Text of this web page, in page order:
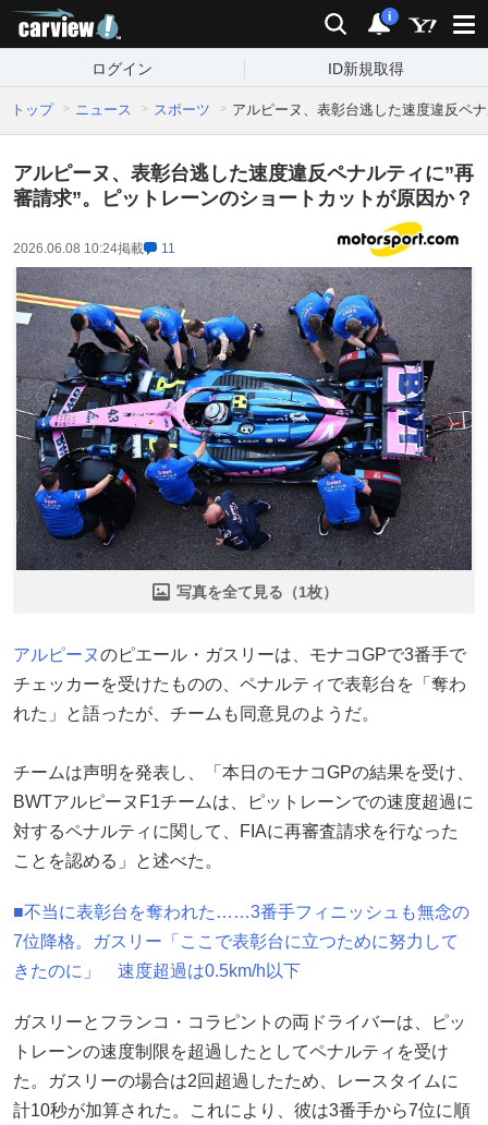
検索 通知
i
ログイン ID新規取得
トップ ニュース スポーツ アルピーヌ、表彰台逃した速度違反ペ
アルピーヌ、表彰台逃した速度違反ペナルティに”再
審請求”。ピットレーンのショートカットが原因か？
2026.06.08 10:24掲載 11
写真を全て見る（1枚）
アルピーヌのピエール・ガスリーは、モナコGPで3番手で
チェッカーを受けたものの、ペナルティで表彰台を「奪わ
れた」と語ったが、チームも同意見のようだ。
チームは声明を発表し、「本日のモナコGPの結果を受け、
BWTアルピーヌF1チームは、ピットレーンでの速度超過に
対するペナルティに関して、FIAに再審査請求を行なった
ことを認める」と述べた。
■不当に表彰台を奪われた……3番手フィニッシュも無念の
7位降格。ガスリー「ここで表彰台に立つために努力して
きたのに」 速度超過は0.5km/h以下
ガスリーとフランコ・コラピントの両ドライバーは、ピッ
トレーンの速度制限を超過したとしてペナルティを受け
た。ガスリーの場合は2回超過したため、レースタイムに
計10秒が加算された。これにより、彼は3番手から7位に順